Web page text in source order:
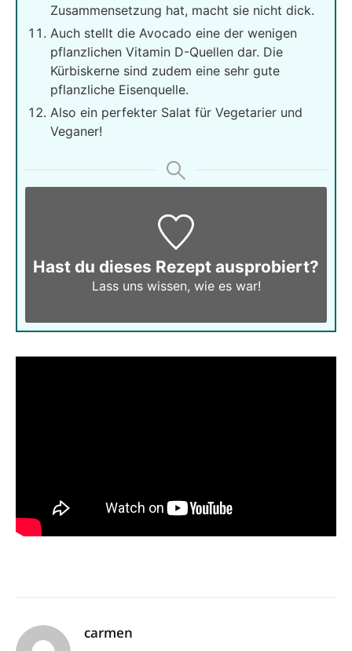
Zusammensetzung hat, macht sie nicht dick.
Auch stellt die Avocado eine der wenigen
pflanzlichen Vitamin D-Quellen dar. Die
Kürbiskerne sind zudem eine sehr gute
pflanzliche Eisenquelle.
Also ein perfekter Salat für Vegetarier und
Veganer!
Hast du dieses Rezept ausprobiert?
Lass uns wissen, wie es war!
carmen